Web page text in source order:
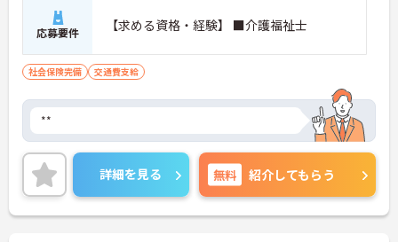
応募要件 【求める資格・経験】 ■介護福祉士
社会保険完備 交通費支給
**
詳細を見る 無料 紹介してもらう